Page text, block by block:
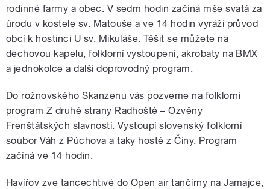
rodinné farmy a obec. V sedm hodin začíná mše svatá za
úrodu v kostele sv. Matouše a ve 14 hodin vyráží průvod
obcí k hostinci U sv. Mikuláše. Těšit se můžete na
dechovou kapelu, folklorní vystoupení, akrobaty na BMX
a jednokolce a další doprovodný program.
Do rožnovského Skanzenu vás pozveme na folklorní
program Z druhé strany Radhoště – Ozvěny
Frenštátských slavností. Vystoupí slovenský folklorní
soubor Váh z Púchova a taky hosté z Číny. Program
začíná ve 14 hodin.
Havířov zve tancechtivé do Open air tančírny na Jamajce,